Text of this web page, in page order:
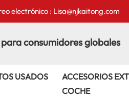
electrónico : Lisa@njkaitong.com
consumidores globales
USADOS
ACCESORIOS
COCHE